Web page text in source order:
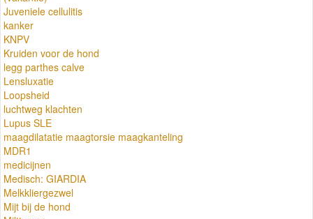
Juveniele cellulitis
kanker
KNPV
Kruiden voor de hond
legg parthes calve
Lensluxatie
Loopsheid
luchtweg klachten
Lupus SLE
maagdilatatie maagtorsie maagkanteling
MDR1
medicijnen
Medisch: GIARDIA
Melkkliergezwel
Mijt bij de hond